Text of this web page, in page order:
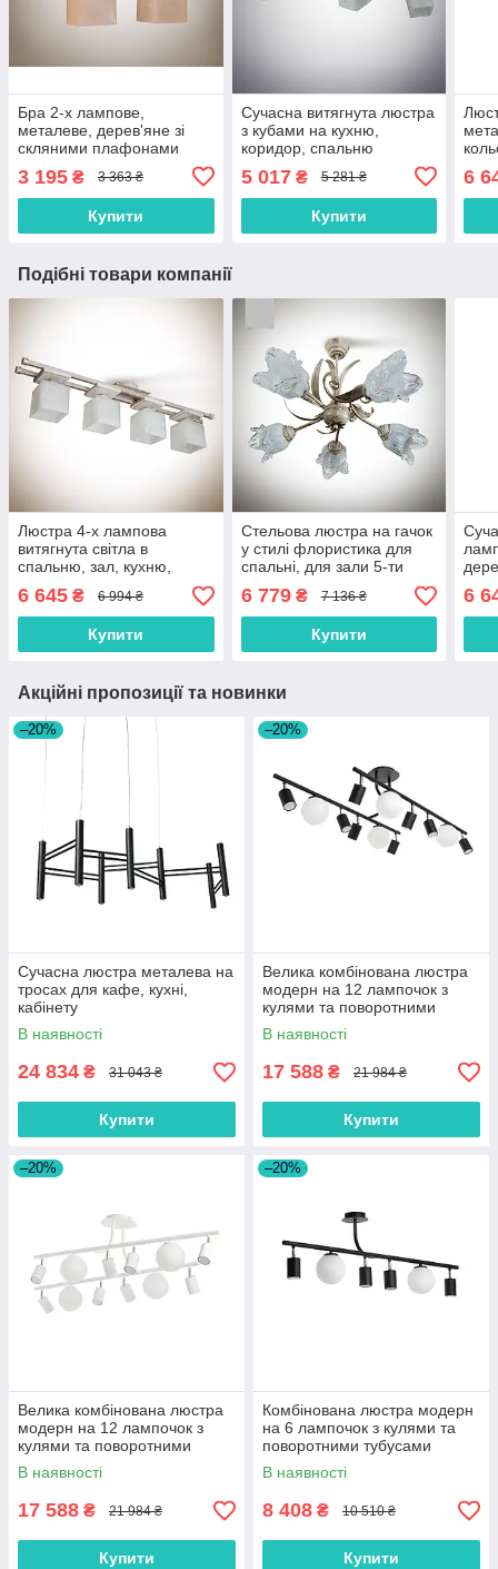
Бра 2-х лампове,
металеве, дерев'яне зі
скляними плафонами
3 195 ₴ 3 363 ₴
Купити
Сучасна витягнута люстра
з кубами на кухню,
коридор, спальню
5 017₴ 5 281 ₴
Купити
6
Подібні товари компанії
Люстра 4-х лампова
витягнута світла в
спальню, зал, кухню,
коридор
6 645 ₴ 6 994 ₴
Купити
Стельова люстра на гачок
у стилі флористика для
спальні, для зали 5-ти
лампова
6 779₴ 7 136 ₴
Купити
6
Акційні пропозиції та новинки
–20%
Сучасна люстра металева на
тросах для кафе, кухні,
кабінету
В наявності
24 834 ₴ 31 043 ₴
Купити
–20%
Велика комбінована люстра
модерн на 12 лампочок з
кулями та поворотними
тубусами
В наявності
17 588 ₴ 21 984 ₴
Купити
–20%
Велика комбінована люстра
модерн на 12 лампочок з
кулями та поворотними
тубусами
В наявності
17 588 ₴ 21 984 ₴
Купити
–20%
Комбінована люстра модерн
на 6 лампочок з кулями та
поворотними тубусами
В наявності
8 408 ₴ 10 510 ₴
Купити